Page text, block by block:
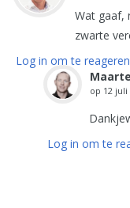
Wat gaaf,
zwarte
Log in om te reageren
op 12 juli
Log in om te